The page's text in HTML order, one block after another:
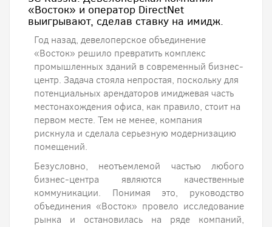
«Восток» и оператор DirectNet
выигрывают, сделав ставку на имидж.
Год назад, девелоперское объединение
«Восток» решило превратить комплекс
промышленных зданий в современный бизнес-
центр. Задача стояла непростая, поскольку для
потенциальных арендаторов имиджевая часть
местонахождения офиса, как правило, стоит на
первом месте. Тем не менее, компания
рискнула и сделала серьезную модернизацию
помещений.
Безусловно, неотъемлемой частью любого
бизнес-центра являются качественные
коммуникации. Понимая это, руководство
объединения «Восток» провело исследование
рынка и остановилась на ряде компаний,